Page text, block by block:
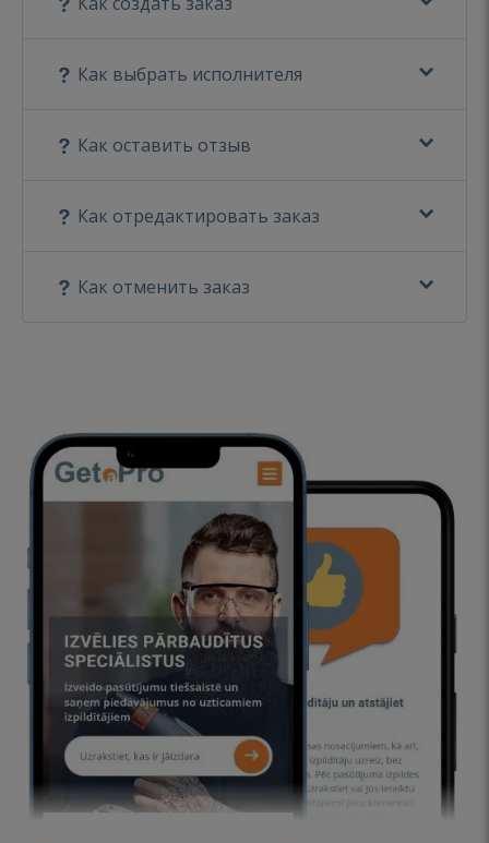
Как выбрать исполнителя
Как оставить отзыв
Как отредактировать заказ
Как отменить заказ